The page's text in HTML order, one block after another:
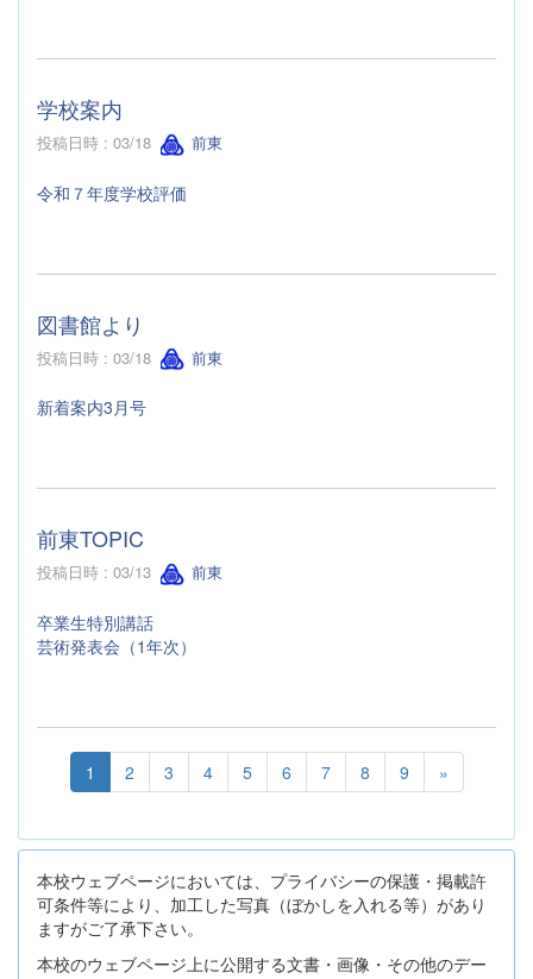
学校案内
投稿日時 : 03/18 前東
令和７年度学校評価
図書館より
投稿日時 : 03/18 前東
新着案内3月号
前東TOPIC
投稿日時 : 03/13 前東
卒業生特別講話
芸術発表会（1年次）
1 2 3 4 5 6 7 8 9 »
本校ウェブページにおいては、プライバシーの保護・掲載許
可条件等により、加工した写真（ぼかしを入れる等）があり
ますがご了承下さい。
本校のウェブページ上に公開する文書・画像・その他のデー